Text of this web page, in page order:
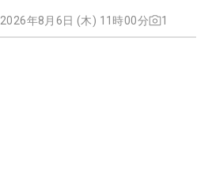
2026年8月6日 (木) 11時00分 1